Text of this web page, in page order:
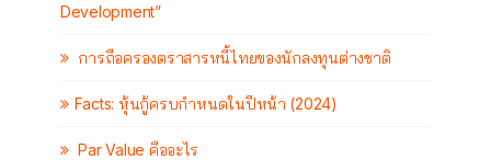
Development”
การถือครองตราสารหนี้ไทยของนักลงทุนต่างชาติ
Facts: หุ้นกู้ครบกำหนดในปีหน้า (2024)
Par Value คืออะไร